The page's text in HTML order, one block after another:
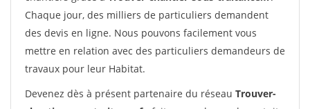
Chaque jour, des milliers de particuliers demandent
des devis en ligne. Nous pouvons facilement vous
mettre en relation avec des particuliers demandeurs de
travaux pour leur Habitat.
Devenez dès à présent partenaire du réseau Trouver-